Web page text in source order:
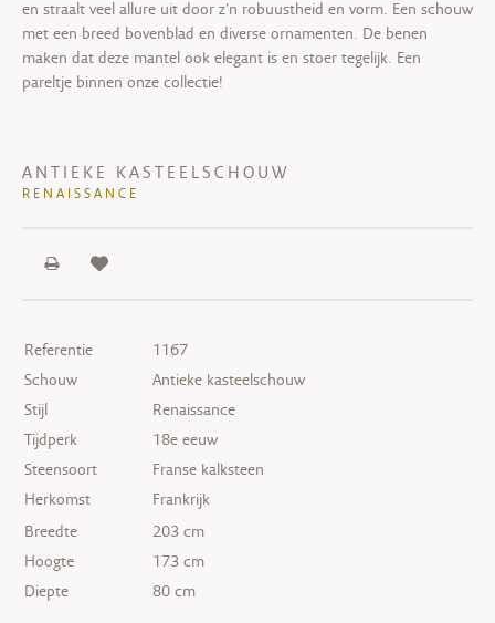
en straalt veel allure uit door z'n robuustheid en vorm. Een schouw
met een breed bovenblad en diverse ornamenten. De benen
maken dat deze mantel ook elegant is en stoer tegelijk. Een
pareltje binnen onze collectie!
ANTIEKE KASTEELSCHOUW
RENAISSANCE
Referentie
1167
Schouw
Antieke kasteelschouw
Stijl
Renaissance
Tijdperk
18e eeuw
Steensoort
Franse kalksteen
Herkomst
Frankrijk
Breedte
203 cm
Hoogte
173 cm
Diepte
80 cm